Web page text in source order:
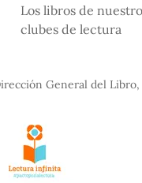
Los libros de
clubes de lectura
General del